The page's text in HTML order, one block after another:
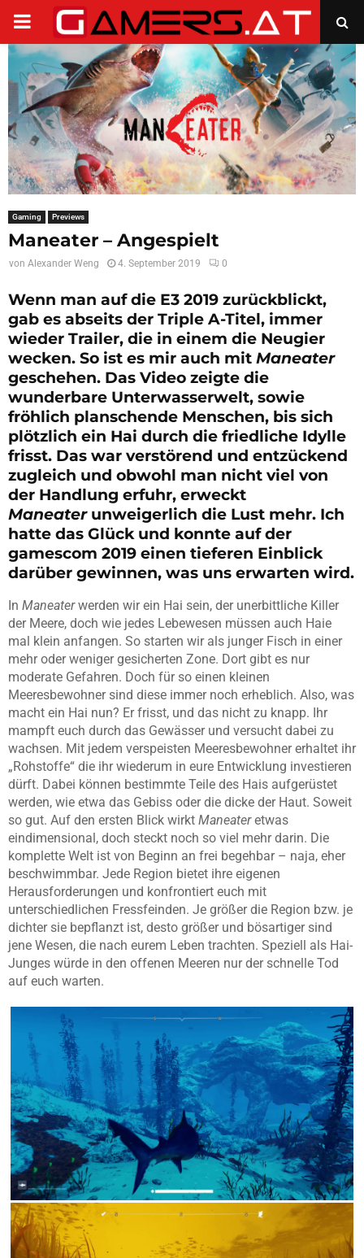
PRIMARY
MENU
Gaming Previews
Maneater – Angespielt
von Alexander Weng 4. September 2019 0
Wenn man auf die E3 2019 zurückblickt,
gab es abseits der Triple A-Titel, immer
wieder Trailer, die in einem die Neugier
wecken. So ist es mir auch mit Maneater
geschehen. Das Video zeigte die
wunderbare Unterwasserwelt, sowie
fröhlich planschende Menschen, bis sich
plötzlich ein Hai durch die friedliche Idylle
frisst. Das war verstörend und entzückend
zugleich und obwohl man nicht viel von
der Handlung erfuhr, erweckt
Maneater unweigerlich die Lust mehr. Ich
hatte das Glück und konnte auf der
gamescom 2019 einen tieferen Einblick
darüber gewinnen, was uns erwarten wird.
In Maneaterwerden wir ein Hai sein, der unerbittliche Killer
der Meere, doch wie jedes Lebewesen müssen auch Haie
mal klein anfangen. So starten wir als junger Fisch in einer
mehr oder weniger gesicherten Zone. Dort gibt es nur
moderate Gefahren. Doch für so einen kleinen
Meeresbewohner sind diese immer noch erheblich. Also, was
macht ein Hai nun? Er frisst, und das nicht zu knapp. Ihr
mampft euch durch das Gewässer und versucht dabei zu
wachsen. Mit jedem verspeisten Meeresbewohner erhaltet ihr
„Rohstoffe“ die ihr wiederum in eure Entwicklung investieren
dürft. Dabei können bestimmte Teile des Hais aufgerüstet
werden, wie etwa das Gebiss oder die dicke der Haut. Soweit
so gut. Auf den ersten Blick wirkt Maneateretwas
eindimensional, doch steckt noch so viel mehr darin. Die
komplette Welt ist von Beginn an frei begehbar – naja, eher
beschwimmbar. Jede Region bietet ihre eigenen
Herausforderungen und konfrontiert euch mit
unterschiedlichen Fressfeinden. Je größer die Region bzw. je
dichter sie bepflanzt ist, desto größer und bösartiger sind
jene Wesen, die nach eurem Leben trachten. Speziell als Hai-
Junges würde in den offenen Meeren nur der schnelle Tod
auf euch warten.